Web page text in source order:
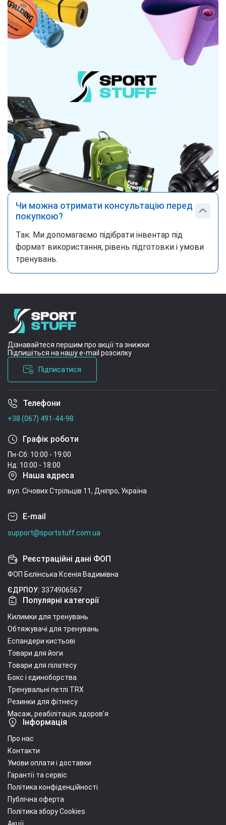
Чи можна отримати консультацію перед
покупкою?
Так. Ми допомагаємо підібрати інвентар під
формат використання, рівень підготовки і умови
тренувань.
Дізнавайтеся першим про акції та знижки
Підпишіться на нашу e-mail розсилку
Підписатися
Умови угоди
Телефони
+38 (067) 491-44-98
Графік роботи
Пн-Сб: 10:00 - 19:00
Нд: 10:00 - 18:00
Наша адреса
вул. Січових Стрільців 11, Дніпро, Україна
E-mail
support@sportstuff.com.ua
Реєстраційні дані ФОП
ФОП Бєлінська Ксенія Вадимівна
ЄДРПОУ: 3374906567
Популярні категорії
Килимки для тренувань
Обтяжувачі для тренувань
Еспандери кистьові
Товари для йоги
Товари для пілатесу
Бокс і єдиноборства
Тренувальні петлі TRX
Резинки для фітнесу
Масаж, реабілітація, здоров'я
Інформація
Про нас
Контакти
Умови оплати і доставки
Гарантії та сервіс
Політика конфіденційності
Публічна оферта
Політика збору Cookies